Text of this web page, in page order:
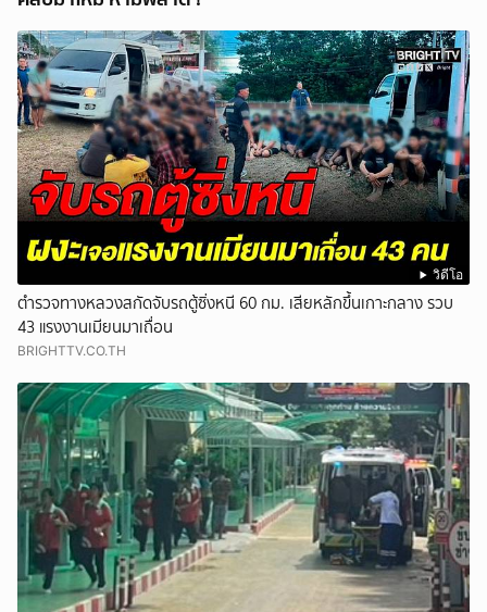
วิดีโอ
ตำรวจทางหลวงสกัดจับรถตู้ซิ่งหนี 60 กม. เสียหลักขึ้นเกาะกลาง รวบ
43 แรงงานเมียนมาเถื่อน
BRIGHTTV.CO.TH